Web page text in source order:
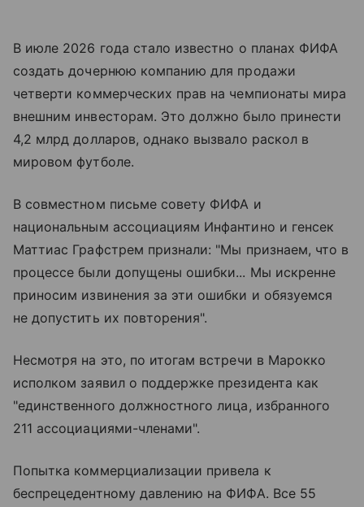
В июле 2026 года стало известно о планах ФИФА
создать дочернюю компанию для продажи
четверти коммерческих прав на чемпионаты мира
внешним инвесторам. Это должно было принести
4,2 млрд долларов, однако вызвало раскол в
мировом футболе.
В совместном письме совету ФИФА и
национальным ассоциациям Инфантино и генсек
Маттиас Графстрем признали: "Мы признаем, что в
процессе были допущены ошибки... Мы искренне
приносим извинения за эти ошибки и обязуемся
не допустить их повторения".
Несмотря на это, по итогам встречи в Марокко
исполком заявил о поддержке президента как
"единственного должностного лица, избранного
211 ассоциациями-членами".
Попытка коммерциализации привела к
беспрецедентному давлению на ФИФА. Все 55